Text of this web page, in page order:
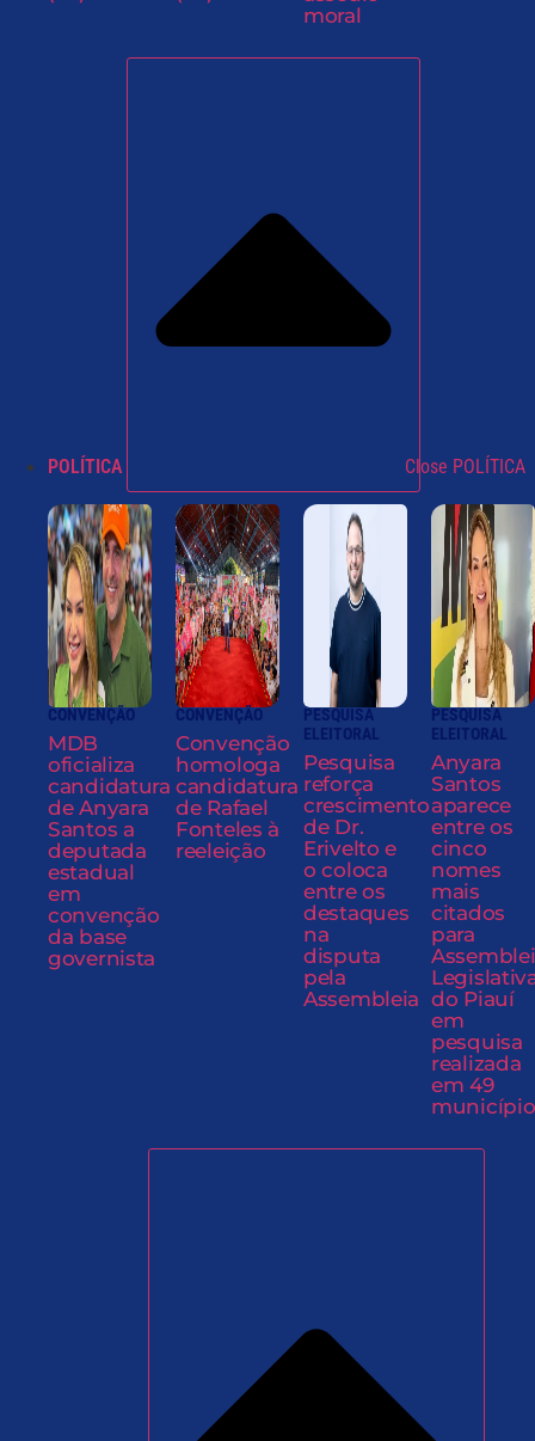
moral
POLÍTICA Close POLÍTICA
CONVENÇÃO
MDB
oficializa
candidatura
de Anyara
Santos a
deputada
estadual
em
convenção
da base
governista
CONVENÇÃO
Convenção
homologa
candidatura
de Rafael
Fonteles à
reeleição
PESQUISA
ELEITORAL
Pesquisa
reforça
crescimento
de Dr.
Erivelto e
o coloca
entre os
destaques
na
disputa
pela
Assembleia
PESQUISA
ELEITORAL
Anyara
Santos
aparece
entre os
cinco
nomes
mais
citados
para
do Piauí
em
pesquisa
realizada
em 49